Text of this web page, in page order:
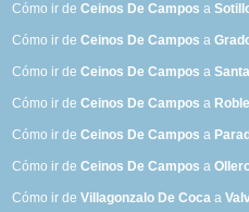
Cómo ir deCeinos De Campos a
Cómo ir deCeinos De Campos a
Cómo ir deCeinos De Campos a
Cómo ir deCeinos De Campos a
Cómo ir deCeinos De Campos a
Cómo ir deCeinos De Campos a
Cómo ir deVillagonzalo De Coca a